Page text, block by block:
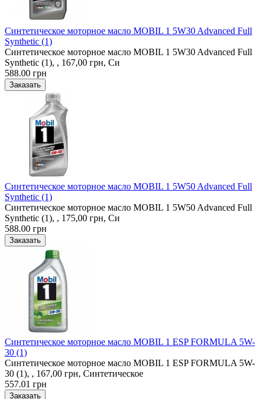
Синтетическое моторное масло MOBIL 1 5W30 Advanced Full
Synthetic (1)
Синтетическое моторное масло MOBIL 1 5W30 Advanced Full
Synthetic (1), , 167,00 грн, Си
588.00 грн
Синтетическое моторное масло MOBIL 1 5W50 Advanced Full
Synthetic (1)
Синтетическое моторное масло MOBIL 1 5W50 Advanced Full
Synthetic (1), , 175,00 грн, Си
588.00 грн
Синтетическое моторное масло MOBIL 1 ESP FORMULA 5W-
30 (1)
Синтетическое моторное масло MOBIL 1 ESP FORMULA 5W-
30 (1), , 167,00 грн, Синтетическое
557.01 грн